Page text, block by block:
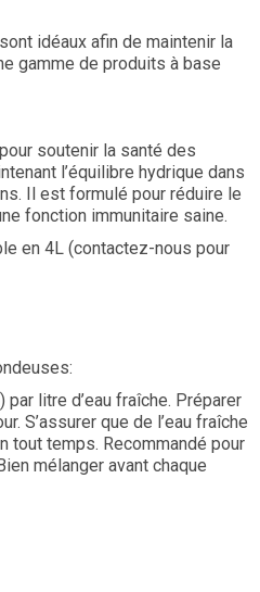
idéaux afin de maintenir la
gamme de produits à base
soutenir la santé des
l’équilibre hydrique dans
Il est formulé pour réduire le
fonction immunitaire saine.
en 4L (contactez-nous pour
litre d’eau fraîche. Préparer
S’assurer que de l’eau fraîche
tout temps. Recommandé pour
mélanger avant chaque